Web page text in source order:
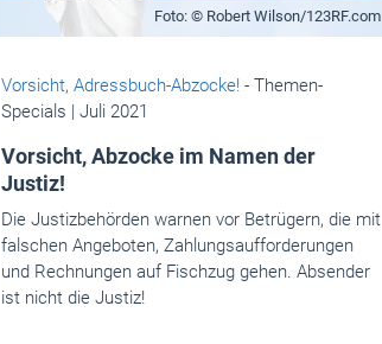
Foto: © Robert Wilson/123RF.com
Vorsicht, Adressbuch-Abzocke! - Themen-
Specials | Juli 2021
Vorsicht, Abzocke im Namen der
Justiz!
Die Justizbehörden warnen vor Betrügern, die mit
falschen Angeboten, Zahlungsaufforderungen
und Rechnungen auf Fischzug gehen. Absender
ist nicht die Justiz!